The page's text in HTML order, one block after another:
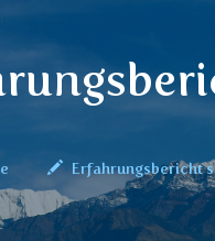
Erfahrungsbericht